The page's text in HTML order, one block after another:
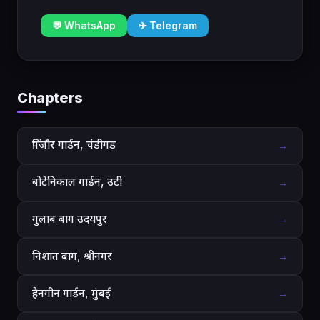
💬 WhatsApp ✈ Telegram
Chapters
पिंजौर गार्डन, चंडीगड →
बोटेनिकाल गार्डन, उटी →
गुलाब बाग उदयपुर →
निशात बाग, श्रीनगर →
हैनगीन गार्डन, मुंबई →